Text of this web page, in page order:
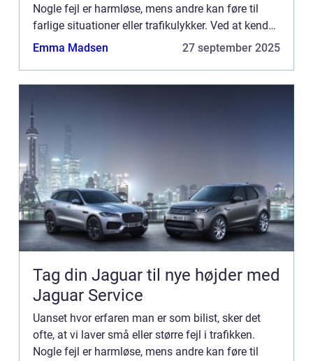
Nogle fejl er harmløse, mens andre kan føre til
farlige situationer eller trafikulykker. Ved at kende
de mest almindelige ...
Emma Madsen 27 september 2025
Tag din Jaguar til nye højder med
Jaguar Service
Uanset hvor erfaren man er som bilist, sker det
ofte, at vi laver små eller større fejl i trafikken.
Nogle fejl er harmløse, mens andre kan føre til